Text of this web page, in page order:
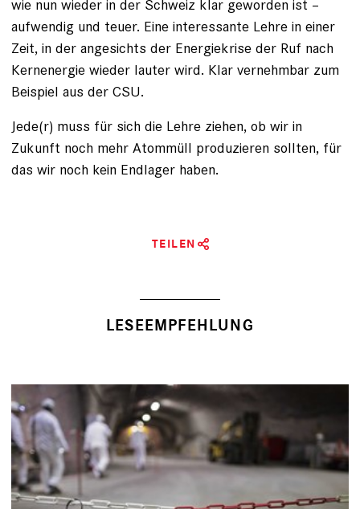
wie nun wieder in der Schweiz klar geworden ist –
aufwendig und teuer. Eine interessante Lehre in einer
Zeit, in der angesichts der Energiekrise der Ruf nach
Kernenergie wieder lauter wird. Klar vernehmbar zum
Beispiel aus der CSU.
Jede(r) muss für sich die Lehre ziehen, ob wir in
Zukunft noch mehr Atommüll produzieren sollten, für
das wir noch kein Endlager haben.
TEILEN
LESEEMPFEHLUNG